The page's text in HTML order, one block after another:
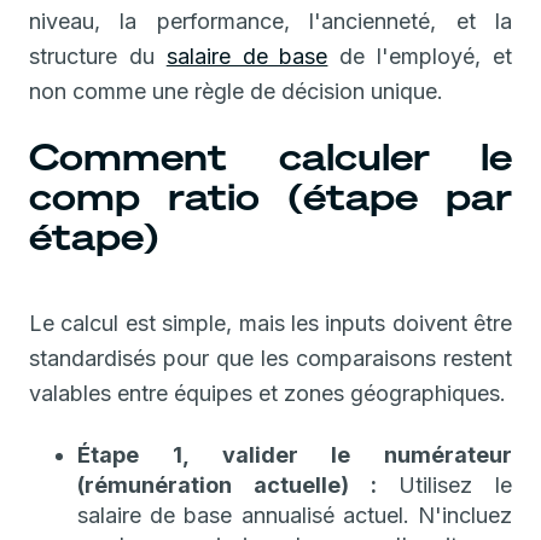
niveau, la performance, l'ancienneté, et la
structure du salaire de base de l'employé, et
non comme une règle de décision unique.
Comment calculer le
comp ratio (étape par
étape)
Le calcul est simple, mais les inputs doivent être
standardisés pour que les comparaisons restent
valables entre équipes et zones géographiques.
Étape 1, valider le numérateur
(rémunération actuelle) : Utilisez le
salaire de base annualisé actuel. N'incluez